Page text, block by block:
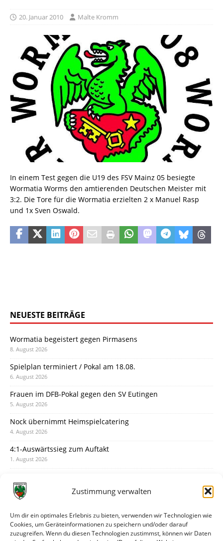
Zustimmung verwalten
Um dir ein optimales Erlebnis zu bieten, verwenden wir Technologien wie
Cookies, um Geräteinformationen zu speichern und/oder darauf
zuzugreifen. Wenn du diesen Technologien zustimmst, können wir Daten
20. Januar 2010 Malte Kromm
In einem Test gegen die U19 des FSV Mainz 05 besiegte
Wormatia Worms den amtierenden Deutschen Meister mit
3:2. Die Tore für die Wormatia erzielten 2 x Manuel Rasp
und 1x Sven Oswald.
NEUESTE BEITRÄGE
Wormatia begeistert gegen Pirmasens
8. August 2026
Spielplan terminiert / Pokal am 18.08.
6. August 2026
Frauen im DFB-Pokal gegen den SV Eutingen
5. August 2026
Nock übernimmt Heimspielcatering
4. August 2026
4:1-Auswärtssieg zum Auftakt
1. August 2026
31. Juli 2026
30. Juli 2026
Deine Spielminute: 89+1